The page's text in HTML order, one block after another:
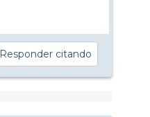
Responder citando